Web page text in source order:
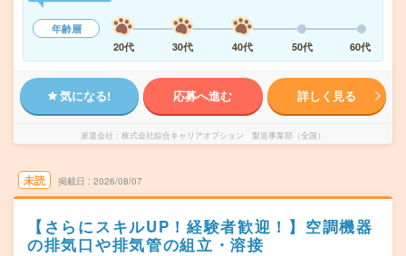
年齢層
20代
30代 40代 50代 60代
気になる! 応募へ進む 詳しく見る
派遣会社 株式会社綜合キャリアオプション 製造事業部（全国）
未読 掲載日 2026/08/07
【さらにスキルUP！経験者歓迎！】空調機器
の排気口や排気管の組立・溶接